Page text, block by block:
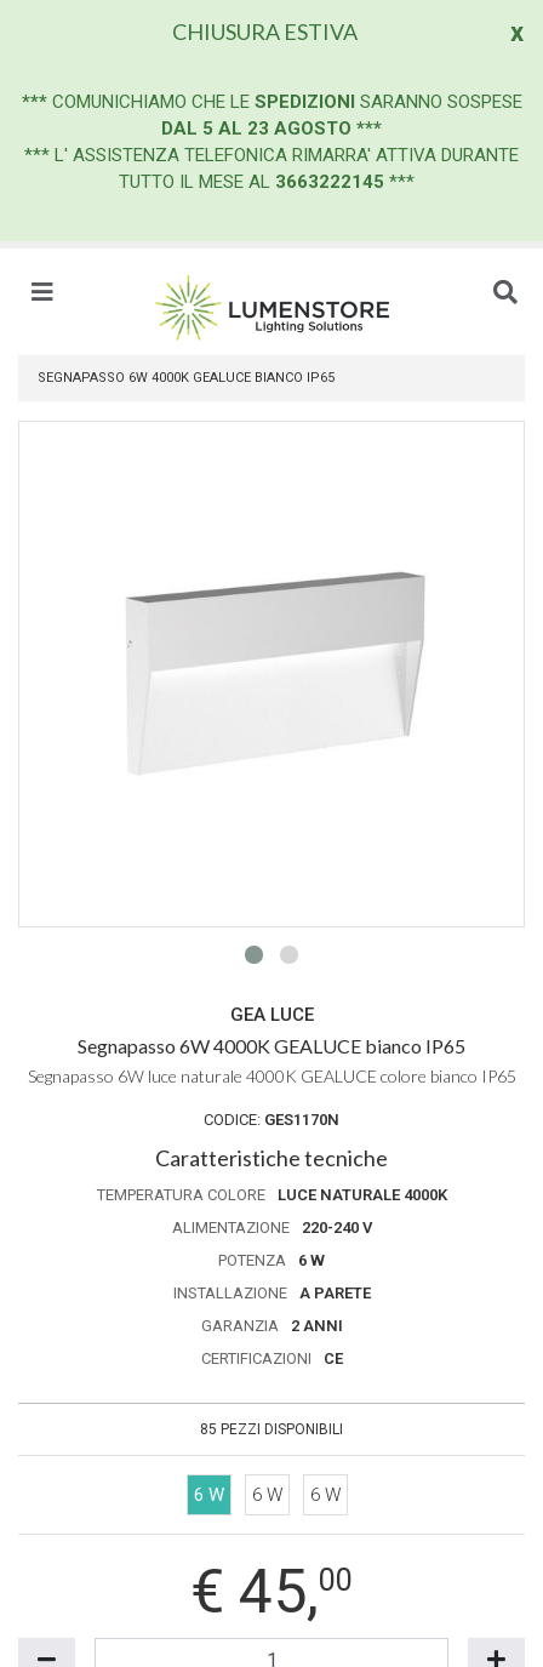
x
CHIUSURA ESTIVA
*** COMUNICHIAMO CHE LE SPEDIZIONI SARANNO SOSPESE
DAL 5 AL 23 AGOSTO ***
*** L' ASSISTENZA TELEFONICA RIMARRA' ATTIVA DURANTE
TUTTO IL MESE AL 3663222145 ***
SEGNAPASSO 6W 4000K GEALUCE BIANCO IP65
GEA LUCE
Segnapasso 6W 4000K GEALUCE bianco IP65
Segnapasso 6W luce naturale 4000K GEALUCE colore bianco IP65
CODICE: GES1170N
Caratteristiche tecniche
TEMPERATURA COLORE
LUCE NATURALE 4000K
ALIMENTAZIONE
220-240 V
POTENZA
6 W
INSTALLAZIONE
A PARETE
GARANZIA
2 ANNI
CERTIFICAZIONI
CE
85 PEZZI DISPONIBILI
6 W 6 W 6 W
€ 45,00